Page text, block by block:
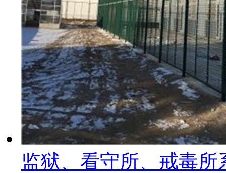
监狱、看守所、戒毒